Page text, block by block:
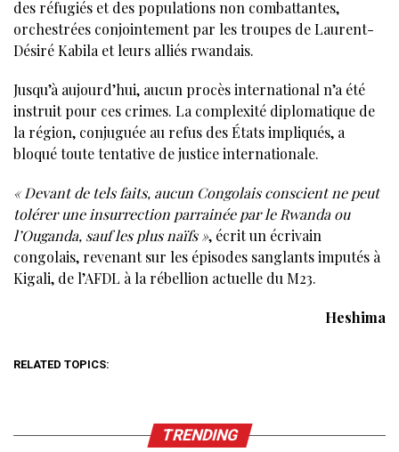
des réfugiés et des populations non combattantes,
orchestrées conjointement par les troupes de Laurent-
Désiré Kabila et leurs alliés rwandais.
Jusqu’à aujourd’hui, aucun procès international n’a été
instruit pour ces crimes. La complexité diplomatique de
la région, conjuguée au refus des États impliqués, a
bloqué toute tentative de justice internationale.
« Devant de tels faits, aucun Congolais conscient ne peut
tolérer une insurrection parrainée par le Rwanda ou
l’Ouganda, sauf les plus naïfs », écrit un écrivain
congolais, revenant sur les épisodes sanglants imputés à
Kigali, de l’AFDL à la rébellion actuelle du M23.
Heshima
RELATED TOPICS:
TRENDING